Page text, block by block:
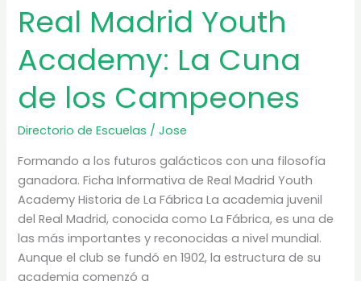
Real Madrid Youth
Academy: La Cuna
de los Campeones
Directorio de Escuelas /Jose
Formando a los futuros galácticos con una filosofía
ganadora. Ficha Informativa de Real Madrid Youth
Academy Historia de La Fábrica La academia juvenil
del Real Madrid, conocida como La Fábrica, es una de
las más importantes y reconocidas a nivel mundial.
Aunque el club se fundó en 1902, la estructura de su
academia comenzó a